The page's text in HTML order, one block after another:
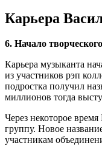
Карьера
6. Начало
Карьера музыканта
из участников рэп
подростка получил
миллионов тогда
Через некоторое
группу. Новое
участникам